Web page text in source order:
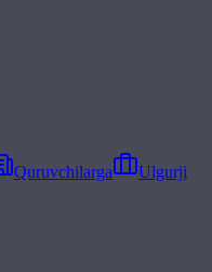
Quruvchilarga
Ulgurji